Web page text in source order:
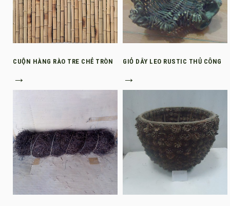
CUỘN HÀNG RÀO TRE CHẺ TRÒN
→
GIỎ DÂY LEO RUSTIC THỦ CÔNG
→